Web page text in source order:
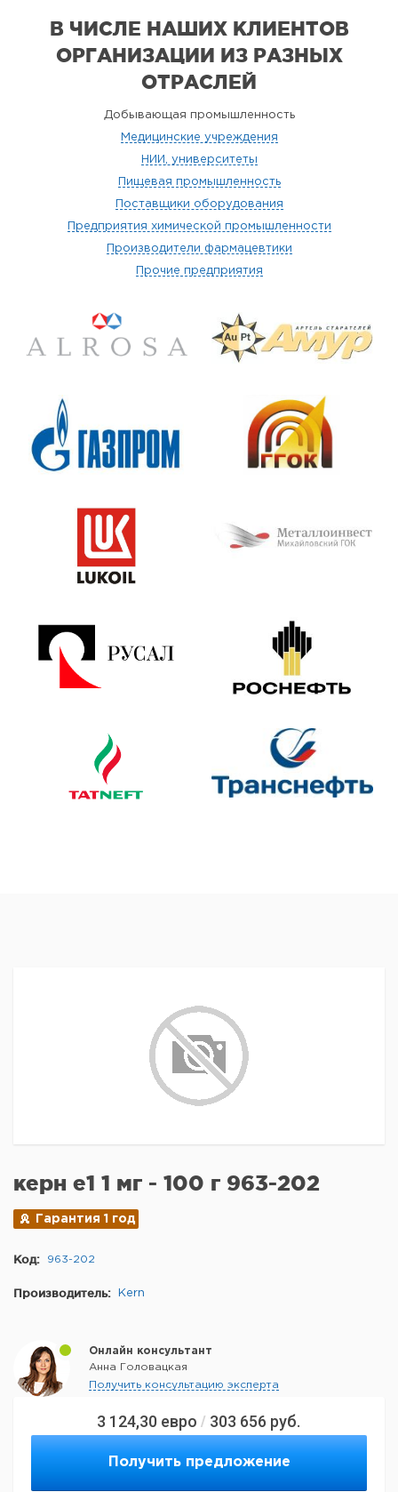
В ЧИСЛЕ НАШИХ КЛИЕНТОВ
ОРГАНИЗАЦИИ ИЗ РАЗНЫХ
ОТРАСЛЕЙ
Добывающая промышленность
Медицинские учреждения
НИИ, университеты
Пищевая промышленность
Поставщики оборудования
Предприятия химической промышленности
Производители фармацевтики
Прочие предприятия
3 124,30 евро / 303 656 руб.
Получить предложение
керн е1 1 мг - 100 г 963-202
Гарантия 1 год
Код: 963-202
Производитель: Kern
Онлайн консультант
Анна Головацкая
Получить консультацию эксперта